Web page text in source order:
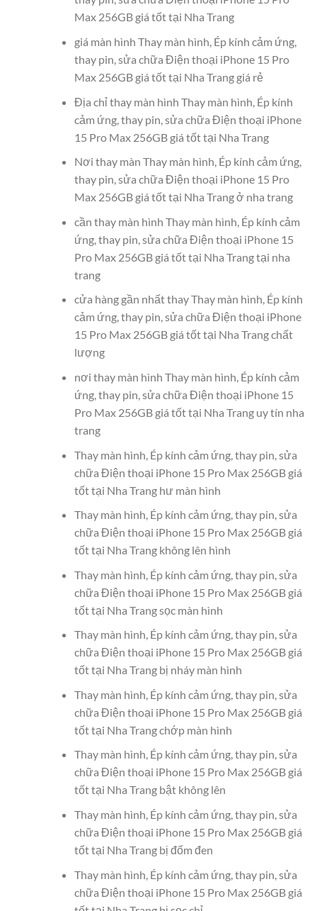
Max 256GB giá tốt tại Nha Trang
giá màn hình Thay màn hình, Ép kính cảm ứng,
thay pin, sửa chữa Điện thoại iPhone 15 Pro
Max 256GB giá tốt tại Nha Trang giá rẻ
Địa chỉ thay màn hình Thay màn hình, Ép kính
cảm ứng, thay pin, sửa chữa Điện thoại iPhone
15 Pro Max 256GB giá tốt tại Nha Trang
Nơi thay màn Thay màn hình, Ép kính cảm ứng,
thay pin, sửa chữa Điện thoại iPhone 15 Pro
Max 256GB giá tốt tại Nha Trang ở nha trang
cần thay màn hình Thay màn hình, Ép kính cảm
ứng, thay pin, sửa chữa Điện thoại iPhone 15
Pro Max 256GB giá tốt tại Nha Trang tại nha
trang
cửa hàng gần nhất thay Thay màn hình, Ép kính
cảm ứng, thay pin, sửa chữa Điện thoại iPhone
15 Pro Max 256GB giá tốt tại Nha Trang chất
lượng
nơi thay màn hình Thay màn hình, Ép kính cảm
ứng, thay pin, sửa chữa Điện thoại iPhone 15
Pro Max 256GB giá tốt tại Nha Trang uy tín nha
trang
Thay màn hình, Ép kính cảm ứng, thay pin, sửa
chữa Điện thoại iPhone 15 Pro Max 256GB giá
tốt tại Nha Trang hư màn hình
Thay màn hình, Ép kính cảm ứng, thay pin, sửa
chữa Điện thoại iPhone 15 Pro Max 256GB giá
tốt tại Nha Trang không lên hình
Thay màn hình, Ép kính cảm ứng, thay pin, sửa
chữa Điện thoại iPhone 15 Pro Max 256GB giá
tốt tại Nha Trang sọc màn hình
Thay màn hình, Ép kính cảm ứng, thay pin, sửa
chữa Điện thoại iPhone 15 Pro Max 256GB giá
tốt tại Nha Trang bị nháy màn hình
Thay màn hình, Ép kính cảm ứng, thay pin, sửa
chữa Điện thoại iPhone 15 Pro Max 256GB giá
tốt tại Nha Trang chớp màn hình
Thay màn hình, Ép kính cảm ứng, thay pin, sửa
chữa Điện thoại iPhone 15 Pro Max 256GB giá
tốt tại Nha Trang bật không lên
Thay màn hình, Ép kính cảm ứng, thay pin, sửa
chữa Điện thoại iPhone 15 Pro Max 256GB giá
tốt tại Nha Trang bị đốm đen
Thay màn hình, Ép kính cảm ứng, thay pin, sửa
chữa Điện thoại iPhone 15 Pro Max 256GB giá